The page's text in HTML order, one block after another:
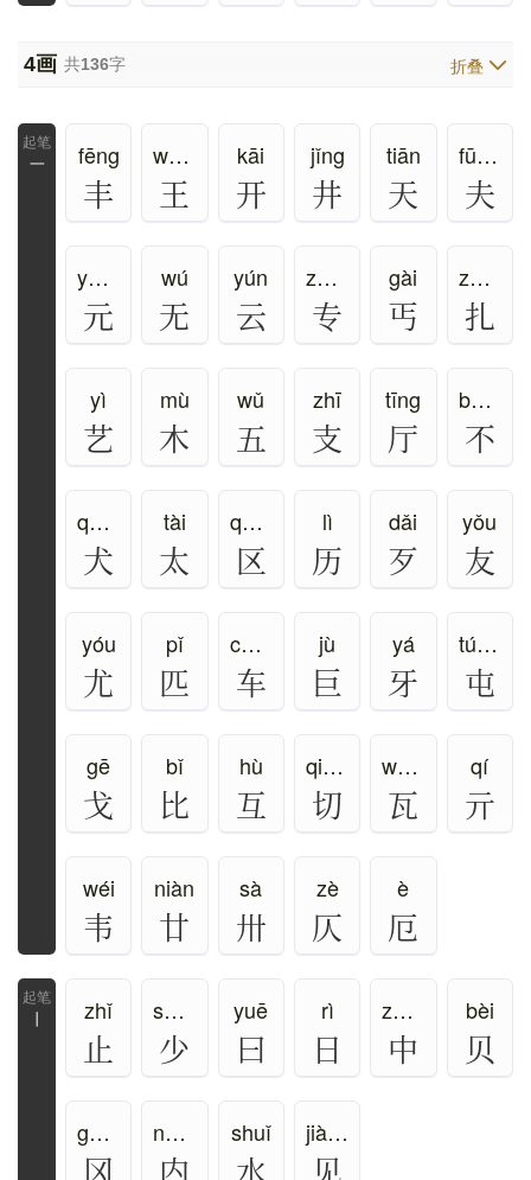
4画 共136字 折叠
一 fēng
丰
wáng、wàng
王
kāi
开
jǐng
井
tiān
天
fū、fú
夫
yuán
元
wú
无
yún
云
zhuān
专
gài
丐
zā、zhā、zhá
扎
yì
艺
mù
木
wǔ
五
zhī
支
tīng
厅
bù、fǒu
不
quǎn
犬
tài
太
qū、ōu
区
lì
历
dǎi
歹
yǒu
友
yóu
尤
pǐ
匹
chē、jū
车
jù
巨
yá
牙
tún、zhūn
屯
gē
戈
bǐ
比
hù
互
qiē、qiè
切
wǎ、wà
瓦
qí
亓
wéi
韦
niàn
廿
sà
卅
zè
仄
è
厄
zhǐ
止
shǎo、shào
少
yuē
曰
rì
日
zhōng、zhòng
中
bèi
贝
gāng
冈
nèi、nà
内
shuǐ
水
jiàn、xiàn
见